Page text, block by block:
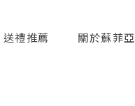
送禮推薦 關於蘇菲亞